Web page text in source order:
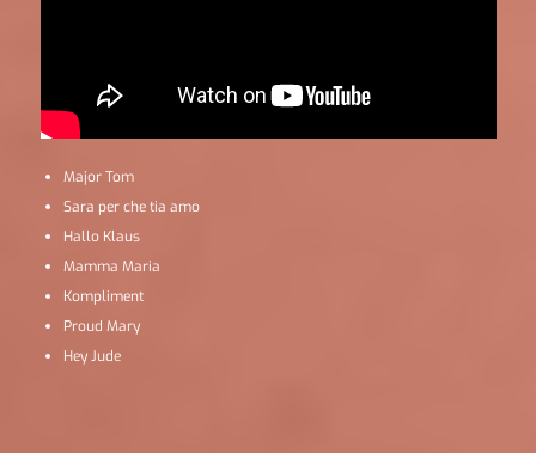
Major Tom
Sara per che tia amo
Hallo Klaus
Mamma Maria
Kompliment
Proud Mary
Hey Jude